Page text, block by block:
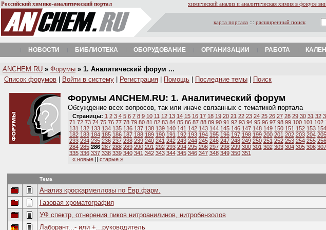
Российский химико-аналитический портал химический анализ и аналитическая химия в фокусе
карта портала ::: расширенный поиск
НОВОСТИ БИБЛИОТЕКА ОБОРУДОВАНИЕ ОРГАНИЗАЦИИ РАБОТА
A NCHEM.RU » Форумы » 1. Аналитический форум ...
Список форумов
Войти в систему Регистрация Помощь Последние темы Поиск
ФорумыANCHEM.RU: 1. Аналитический форум
Обсуждение всех вопросов, так или иначе связанных с тематикой портала
Страницы: 1 2 3 4 5 6 7 8 9 10 11 12 13 14 15 16 17 18 19 20 21 22 23 24 25 26 27 28 29 30 31 32
71 72 73 74 75 76 77 78 79 80 81 82 83 84 85 86 87 88 89 90 91 92 93 94 95 96 97 98 99 100 101 102
131 132 133 134 135 136 137 138 139 140 141 142 143 144 145 146 147 148 149 150 151 152 153 154
182 183 184 185 186 187 188 189 190 191 192 193 194 195 196 197 198 199 200 201 202 203 204 205
233 234 235 236 237 238 239 240 241 242 243 244 245 246 247 248 249 250 251 252 253 254 255 256
284 285 286 287 288 289 290 291 292 293 294 295 296 297 298 299 300 301 302 303 304 305 306 307
335 336 337 338 339 340 341 342 343 344 345 346 347 348 349 350 351
« новые|| старые »
Тема
Анализ кроскармеллозы по Евр.фарм.
Газовая хроматография
УФ спектр, отнерения пиков нитроанилинов, нитробензолов
Лаборант...- или +...руководитель